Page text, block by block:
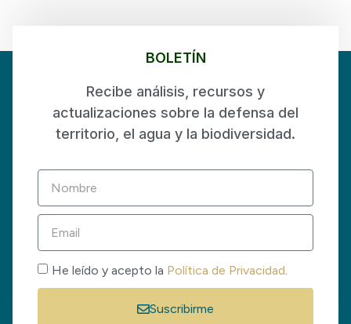
BOLETÍN
Recibe análisis, recursos y
actualizaciones sobre la defensa del
territorio, el agua y la biodiversidad.
He leído y acepto la Política de Privacidad.
Suscribirme